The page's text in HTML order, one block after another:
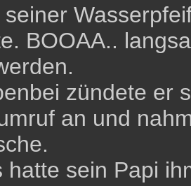
seiner
BOOAA..
zündete er
an und
hatte sein Papi